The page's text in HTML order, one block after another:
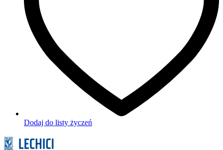
Dodaj do listy życzeń